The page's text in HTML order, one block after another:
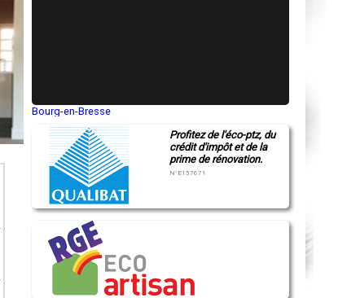
Bourg-en-Bresse
Montluçon
Manosque
Gap
Charleville-Mézières
Pamiers
Narbonne
Rodez
Marseille
Caen
Angoulême
Profitez de l'éco-ptz, du
crédit d'impôt et de la
prime de rénovation.
N°E157671